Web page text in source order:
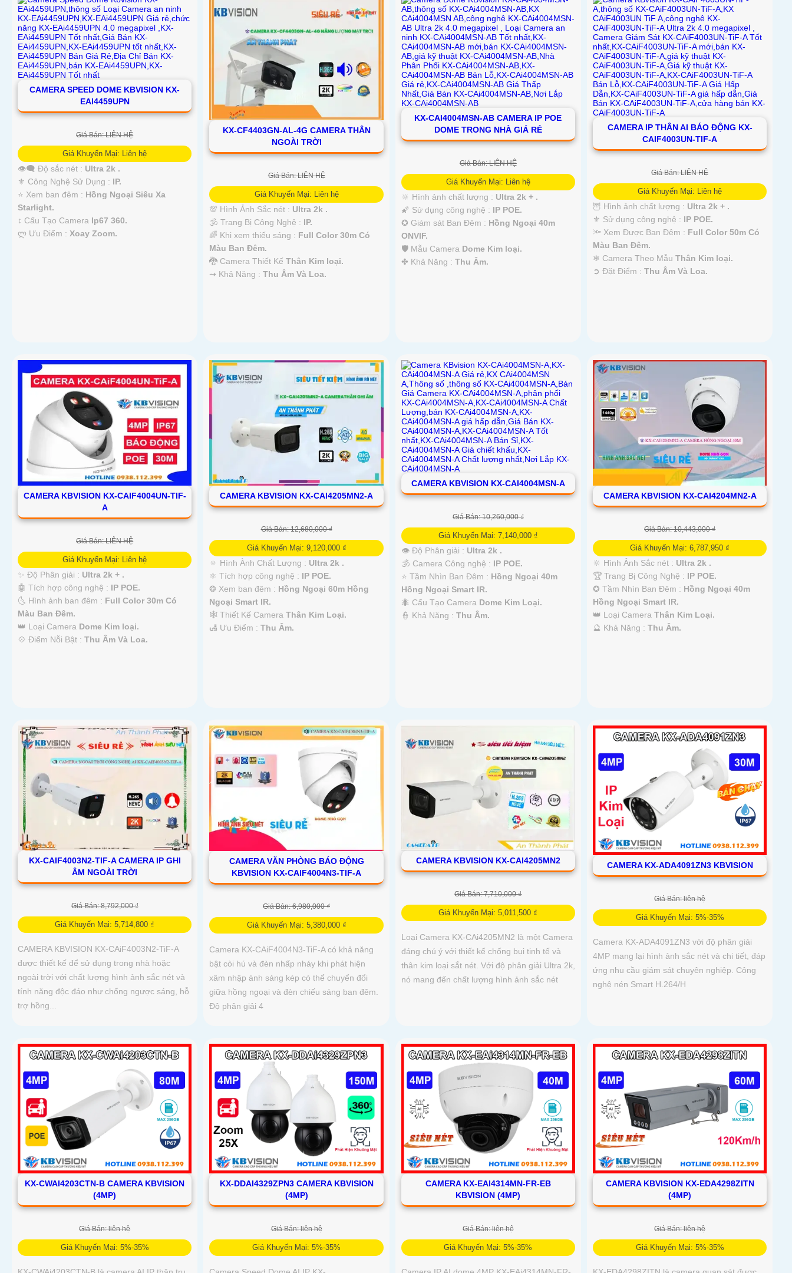
CAMERA SPEED DOME KBVISION KX-
EAI4459UPN
Giá Bán: LIÊN HỆ
Giá Khuyến Mại: Liên hệ
👁️‍🗨 Độ sắc nét : Ultra 2k .
⚜️ Công Nghệ Sử Dụng : IP.
⭐ Xem ban đêm : Hồng Ngoại Siêu Xa
Starlight.
↕️ Cấu Tạo Camera Ip67 360.
️ლ Ưu Điểm : Xoay Zoom.
KX-CF4403GN-AL-4G CAMERA THÂN
NGOÀI TRỜI
Giá Bán: LIÊN HỆ
Giá Khuyến Mại: Liên hệ
💯 Hình Ảnh Sắc nét : Ultra 2k .
🕉️ Trang Bị Công Nghệ : IP.
🌈 Khi xem thiếu sáng : Full Color 30m Có
Màu Ban Ðêm.
🐉️ Camera Thiết KếThân Kim loại.
️⇝ Khả Năng :Thu Âm Và Loa.
KX-CAI4004MSN-AB CAMERA IP POE
DOME TRONG NHÀ GIÁ RẺ
Giá Bán: LIÊN HỆ
Giá Khuyến Mại: Liên hệ
🔆 Hình ảnh chất lượng : Ultra 2k + .
🌠 Sử dụng công nghệ : IP POE.
✪ Giám sát Ban Đêm : Hồng Ngoại 40m
ONVIF.
🛡 Mẫu Camera Dome Kim loại.
️✤ Khả Năng : Thu Âm.
CAMERA IP THÂN AI BÁO ĐỘNG KX-
CAIF4003UN-TIF-A
Giá Bán: LIÊN HỆ
Giá Khuyến Mại: Liên hệ
🦉 Hình ảnh chất lượng : Ultra 2k + .
⚜️ Sử dụng công nghệ : IP POE.
🔦 Xem Được Ban Đêm : Full Color 50m Có
Màu Ban Ðêm.
❄ Camera Theo MẫuThân Kim loại.
️➲ Đặt Điểm :Thu Âm Và Loa.
CAMERA KBVISION KX-CAIF4004UN-TIF-
A
Giá Bán: LIÊN HỆ
Giá Khuyến Mại: Liên hệ
✨ Độ Phân giải : Ultra 2k + .
🤖️ Tích hợp công nghệ : IP POE.
🌜 Hình ảnh ban đêm : Full Color 30m Có
Màu Ban Ðêm.
👑 Loại Camera Dome Kim loại.
️💠 Điểm Nỗi Bật : Thu Âm Và Loa.
CAMERA KBVISION KX-CAI4205MN2-A
Giá Bán: 12,680,000 ₫
Giá Khuyến Mại: 9,120,000 ₫
🔅 Hình Ành Chất Lượng : Ultra 2k .
⚛️ Tích hợp công nghệ : IP POE.
❂ Xem ban đêm : Hồng Ngoại 60m Hồng
Ngoại Smart IR.
🕸️ Thiết Kế CameraThân Kim Loại.
️🛃 Ưu Điểm :Thu Âm.
CAMERA KBVISION KX-CAI4004MSN-A
Giá Bán: 10,260,000 ₫
Giá Khuyến Mại: 7,140,000 ₫
👁 Độ Phân giải : Ultra 2k .
🕉️ Camera Công nghệ : IP POE.
⭐ Tầm Nhìn Ban Đêm : Hồng Ngoại 40m
Hồng Ngoại Smart IR.
🐜 Cấu Tạo Camera Dome Kim Loại.
️👮 Khả Năng : Thu Âm.
CAMERA KBVISION KX-CAI4204MN2-A
Giá Bán: 10,443,000 ₫
Giá Khuyến Mại: 6,787,950 ₫
🔆 Hình Ảnh Sắc nét : Ultra 2k .
🏆 Trang Bị Công Nghệ : IP POE.
✪ Tầm Nhìn Ban Đêm : Hồng Ngoại 40m
Hồng Ngoại Smart IR.
👑 Loại CameraThân Kim Loại.
️🔮 Khả Năng :Thu Âm.
KX-CAIF4003N2-TIF-A CAMERA IP GHI
ÂM NGOÀI TRỜI
Giá Bán: 8,792,000 ₫
Giá Khuyến Mại: 5,714,800 ₫
CAMERA KBVISION KX-CAiF4003N2-TiF-A
được thiết kế để sử dụng trong nhà hoặc
ngoài trời với chất lượng hình ảnh sắc nét và
tính năng độc đáo như chống ngược sáng, hỗ
trợ hồng...
CAMERA VĂN PHÒNG BÁO ĐỘNG
KBVISION KX-CAIF4004N3-TIF-A
Giá Bán: 6,980,000 ₫
Giá Khuyến Mại: 5,380,000 ₫
Camera KX-CAiF4004N3-TiF-A có khả năng
bật còi hú và đèn nhấp nháy khi phát hiện
xâm nhập ánh sáng kép có thể chuyển đổi
giữa hồng ngoại và đèn chiếu sáng ban đêm.
Độ phân giải 4
CAMERA KBVISION KX-CAI4205MN2
Giá Bán: 7,710,000 ₫
Giá Khuyến Mại: 5,011,500 ₫
Loại Camera KX-CAi4205MN2 là một Camera
đáng chú ý với thiết kế chống bụi tinh tế và
thân kim loại sắt nét. Với độ phân giải Ultra 2k,
nó mang đến chất lượng hình ảnh sắc nét
CAMERA KX-ADA4091ZN3 KBVISION
Giá Bán: liên hệ
Giá Khuyến Mại: 5%-35%
Camera KX-ADA4091ZN3 với độ phân giải
4MP mang lại hình ảnh sắc nét và chi tiết, đáp
ứng nhu cầu giám sát chuyên nghiệp. Công
nghệ nén Smart H.264/H
KX-CWAI4203CTN-B CAMERA KBVISION
(4MP)
Giá Bán: liên hệ
Giá Khuyến Mại: 5%-35%
KX-DDAI4329ZPN3 CAMERA KBVISION
(4MP)
Giá Bán: liên hệ
Giá Khuyến Mại: 5%-35%
CAMERA KX-EAI4314MN-FR-EB
KBVISION (4MP)
Giá Bán: liên hệ
Giá Khuyến Mại: 5%-35%
CAMERA KBVISION KX-EDA4298ZITN
(4MP)
Giá Bán: liên hệ
Giá Khuyến Mại: 5%-35%